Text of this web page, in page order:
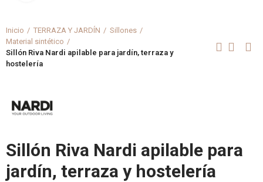
Inicio TERRAZA Y JARDÍN
Sillones
Material sintético
Sillón Riva Nardi apilable para jardín, terraza y
hostelería
Sillón Riva Nardi apilable para
jardín, terraza y hostelería